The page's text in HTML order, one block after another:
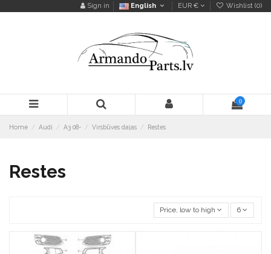
Sign in English EUR € Wishlist (0)
0
Home Audi A3 08- Virsbūves daļas Restes
Restes
Price, low to high 6